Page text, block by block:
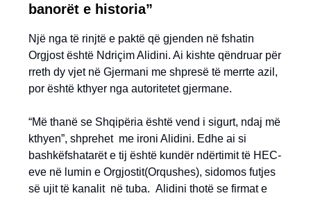
banorët e historia”
Një nga të rinjtë e paktë që gjenden në fshatin
Orgjost është Ndriçim Alidini. Ai kishte qëndruar për
rreth dy vjet në Gjermani me shpresë të merrte azil,
por është kthyer nga autoritetet gjermane.
“Më thanë se Shqipëria është vend i sigurt, ndaj më
kthyen”, shprehet me ironi Alidini. Edhe ai si
bashkëfshatarët e tij është kundër ndërtimit të HEC-
eve në lumin e Orgjostit(Orqushes), sidomos futjes
së ujit të kanalit në tuba. Alidini thotë se firmat e